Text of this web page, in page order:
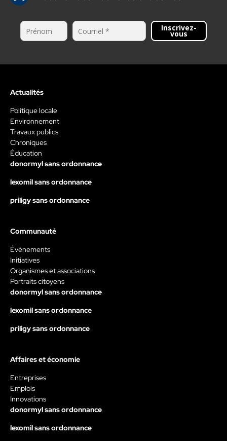
Inscrivez-
vous
Actualités
Politique locale
Environnement
Travaux publics
Chroniques
Éducation
donormyl sans ordonnance
lexomil sans ordonnance
priligy sans ordonnance
Communauté
Évènements
Initiatives
Organismes et associations
Portraits citoyens
donormyl sans ordonnance
lexomil sans ordonnance
priligy sans ordonnance
Affaires et économie
Entreprises
Emplois
Innovations
donormyl sans ordonnance
lexomil sans ordonnance